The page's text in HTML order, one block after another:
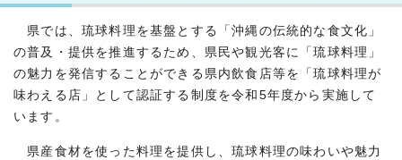
県では、琉球料理を基盤とする「沖縄の伝統的な食文化」
の普及・提供を推進するため、県民や観光客に「琉球料理」
の魅力を発信することができる県内飲食店等を「琉球料理が
味わえる店」として認証する制度を令和5年度から実施して
います。
県産食材を使った料理を提供し、琉球料理の味わいや魅力